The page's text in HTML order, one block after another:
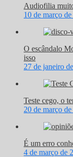
Audiofilia
10 de março
O escândalo
isso
27 de janeiro
Teste cego, o
20 de março
É um erro
4 de março de